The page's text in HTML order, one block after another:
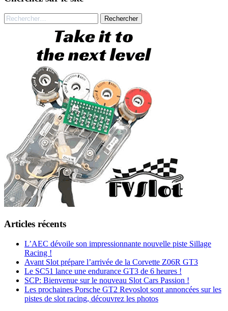
Rechercher :
Articles récents
L’AEC dévoile son impressionnante nouvelle piste Sillage
Racing !
Avant Slot prépare l’arrivée de la Corvette Z06R GT3
Le SC51 lance une endurance GT3 de 6 heures !
SCP: Bienvenue sur le nouveau Slot Cars Passion !
Les prochaines Porsche GT2 Revoslot sont annoncées sur les
pistes de slot racing, découvrez les photos